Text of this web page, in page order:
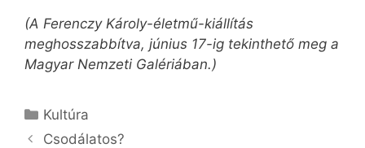
(A Ferenczy Károly-életmű-kiállítás
meghosszabbítva, június 17-ig tekinthető meg a
Magyar Nemzeti Galériában.)
Kategória
Kultúra
Csodálatos?